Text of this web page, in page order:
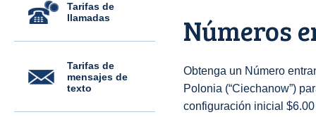
Tarifas de
llamadas
Tarifas de
mensajes de
texto
Números
Obtenga un Número
Polonia (“Ciechanow”)
configuración inicial